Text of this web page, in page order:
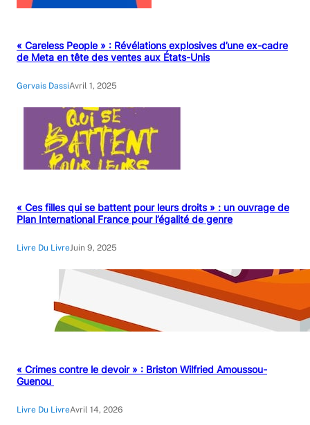
« Careless People » : Révélations explosives d’une ex-cadre
de Meta en tête des ventes aux États-Unis
Gervais DassiAvril 1, 2025
« Ces filles qui se battent pour leurs droits » : un ouvrage de
Plan International France pour l’égalité de genre
Livre Du LivreJuin 9, 2025
« Crimes contre le devoir » : Briston Wilfried Amoussou-
Guenou
Livre Du LivreAvril 14, 2026